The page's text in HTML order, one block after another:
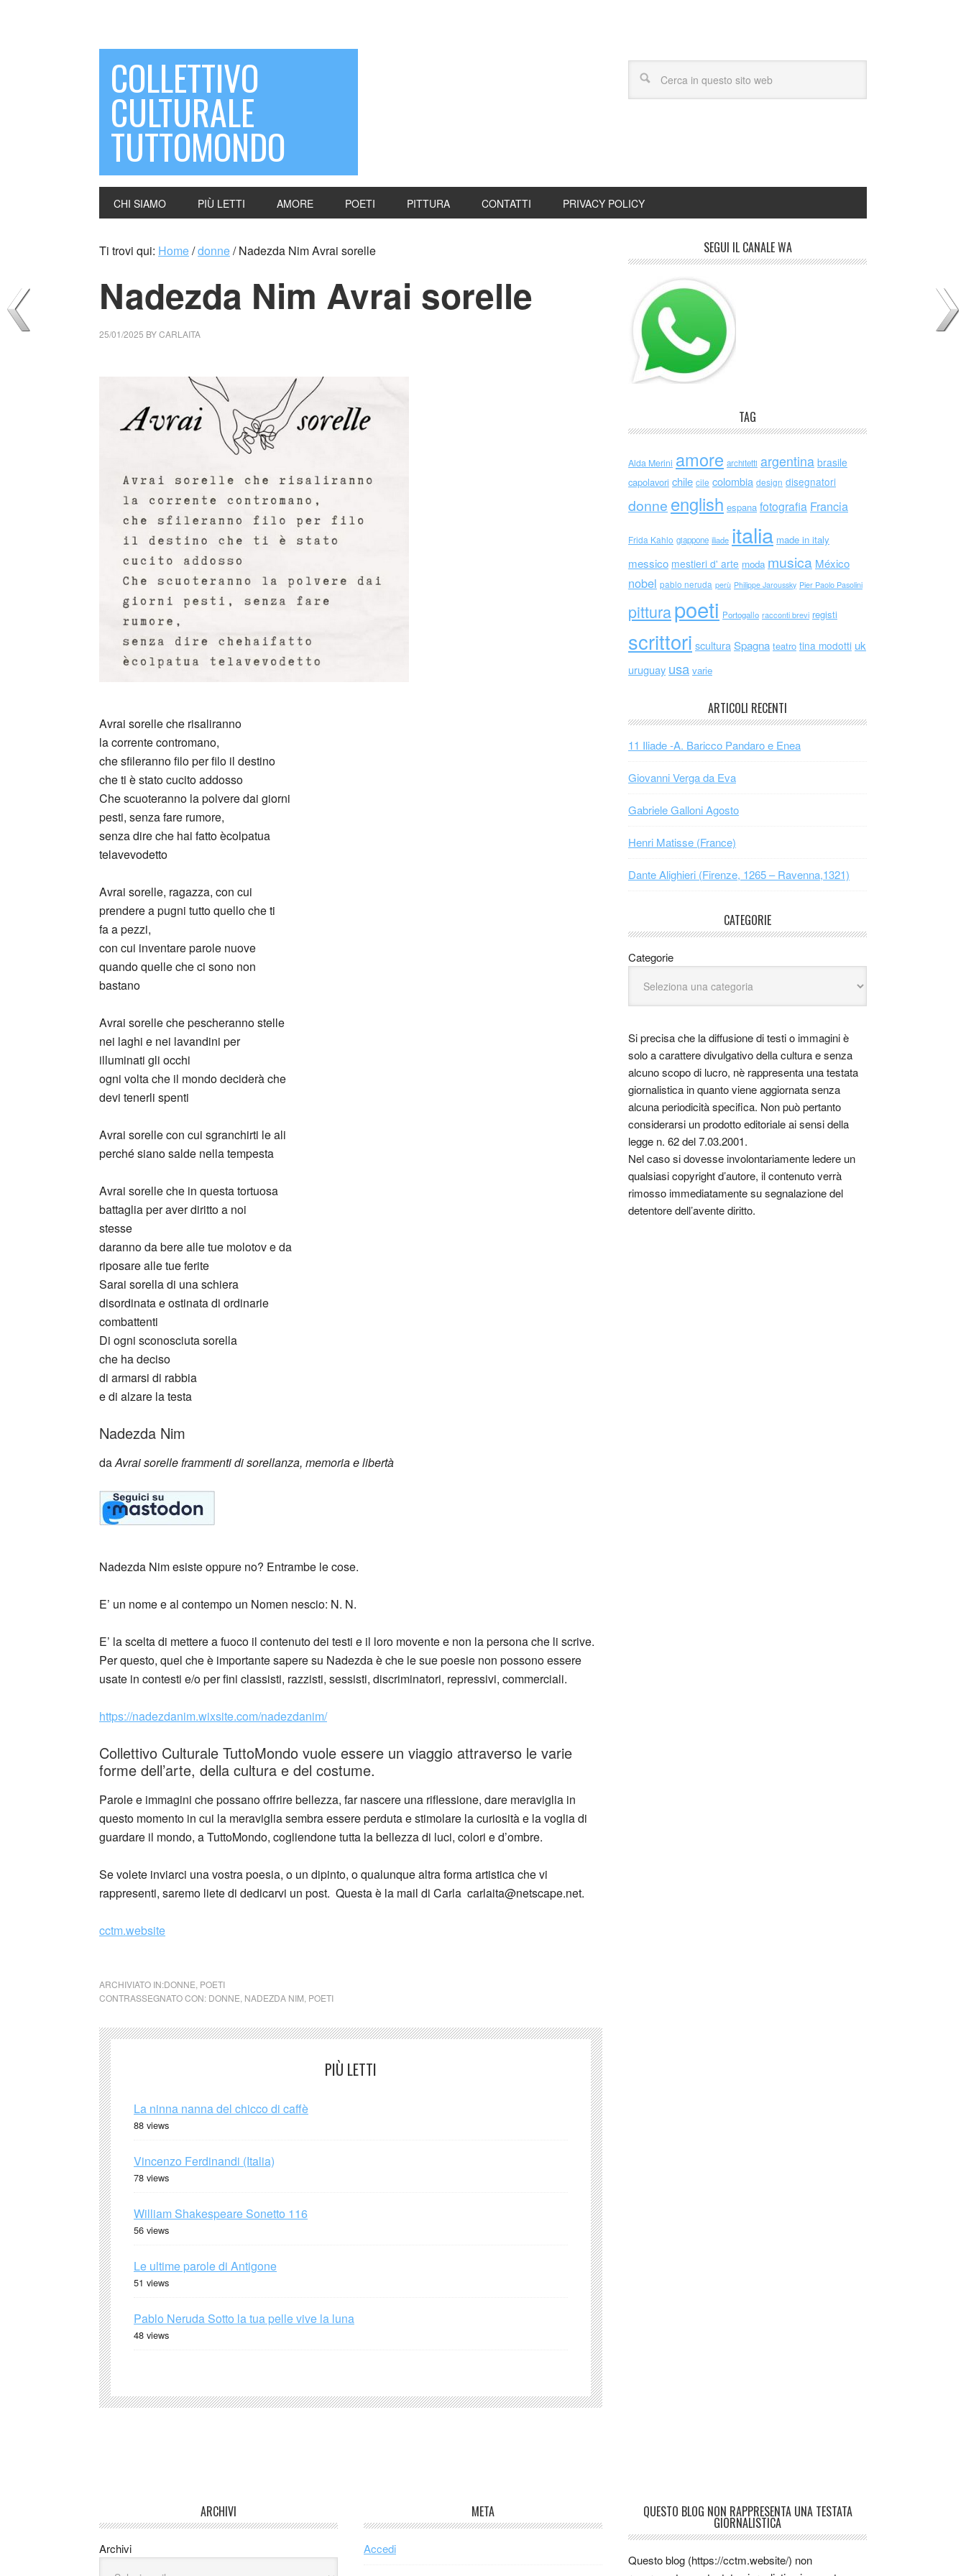
COLLETTIVO
CULTURALE
TUTTOMONDO
CHI SIAMO PIÙ LETTI AMORE POETI PITTURA CONTATTI PRIVACY POLICY
Ti trovi qui: Home/donne/Nadezda Nim Avrai sorelle
Nadezda Nim Avrai sorelle
25/01/2025 BYCARLAITA
Avrai sorelle che risaliranno
la corrente contromano,
che sfileranno filo per filo il destino
che ti è stato cucito addosso
Che scuoteranno la polvere dai giorni
pesti, senza fare rumore,
senza dire che hai fatto ècolpatua
telavevodetto
Avrai sorelle, ragazza, con cui
prendere a pugni tutto quello che ti
fa a pezzi,
con cui inventare parole nuove
quando quelle che ci sono non
bastano
Avrai sorelle che pescheranno stelle
nei laghi e nei lavandini per
illuminati gli occhi
ogni volta che il mondo deciderà che
devi tenerli spenti
Avrai sorelle con cui sgranchirti le ali
perché siano salde nella tempesta
Avrai sorelle che in questa tortuosa
battaglia per aver diritto a noi
stesse
daranno da bere alle tue molotov e da
riposare alle tue ferite
Sarai sorella di una schiera
disordinata e ostinata di ordinarie
combattenti
Di ogni sconosciuta sorella
che ha deciso
di armarsi di rabbia
e di alzare la testa
Nadezda Nim
daAvrai sorelle frammenti di sorellanza, memoria e libertà
Nadezda Nim esiste oppure no? Entrambe le cose.
E’ un nome e al contempo un Nomen nescio: N. N.
E’ la scelta di mettere a fuoco il contenuto dei testi e il loro movente e non la persona che li scrive.
Per questo, quel che è importante sapere su Nadezda è che le sue poesie non possono essere
usate in contesti e/o per fini classisti, razzisti, sessisti, discriminatori, repressivi, commerciali.
https://nadezdanim.wixsite.com/nadezdanim/
Collettivo Culturale TuttoMondo vuole essere un viaggio attraverso le varie
forme dell’arte, della cultura e del costume.
Parole e immagini che possano offrire bellezza, far nascere una riflessione, dare meraviglia in
questo momento in cui la meraviglia sembra essere perduta e stimolare la curiosità e la voglia di
guardare il mondo, a TuttoMondo, cogliendone tutta la bellezza di luci, colori e d’ombre.
Se volete inviarci una vostra poesia, o un dipinto, o qualunque altra forma artistica che vi
rappresenti, saremo liete di dedicarvi un post. Questa è la mail di Carla carlaita@netscape.net.
cctm.website
ARCHIVIATO IN:DONNE POETI
CONTRASSEGNATO CON: DONNE NADEZDA NIM POETI
PIÙ LETTI
La ninna nanna del chicco di caffè
88 views
Vincenzo Ferdinandi (Italia)
78 views
William Shakespeare Sonetto 116
56 views
Le ultime parole di Antigone
51 views
Pablo Neruda Sotto la tua pelle vive la luna
48 views
SEGUI IL CANALE WA
TAG
Alda Merini amore architetti argentina brasile
capolavori chile cile colombia design disegnatori
donne english espana fotografia Francia
Frida Kahlo giappone iliade italia made in italy
messico mestieri d' arte moda musica México
nobel pablo neruda perù Philippe Jaroussky Pier Paolo Pasolini
pitturapoeti Portogallo racconti brevi registi
scrittori scultura Spagna teatro tina modotti uk
uruguay usa varie
ARTICOLI RECENTI
11 Iliade -A. Baricco Pandaro e Enea
Giovanni Verga da Eva
Gabriele Galloni Agosto
Henri Matisse (France)
Dante Alighieri (Firenze, 1265 – Ravenna,1321)
CATEGORIE
Categorie
Si precisa che la diffusione di testi o immagini è
solo a carattere divulgativo della cultura e senza
alcuno scopo di lucro, nè rappresenta una testata
giornalistica in quanto viene aggiornata senza
alcuna periodicità specifica. Non può pertanto
considerarsi un prodotto editoriale ai sensi della
legge n. 62 del 7.03.2001.
Nel caso si dovesse involontariamente ledere un
qualsiasi copyright d’autore, il contenuto verrà
rimosso immediatamente su segnalazione del
detentore dell’avente diritto.
ARCHIVI
Archivi
META
Accedi
QUESTO BLOG NON RAPPRESENTA UNA TESTATA
GIORNALISTICA
Questo blog (https://cctm.website/) non